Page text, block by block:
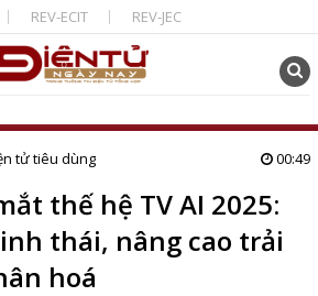
REV-ECIT REV-JEC
tử tiêu dùng 00:49
thế hệ TV AI 2025:
thái, nâng cao trải
hoá